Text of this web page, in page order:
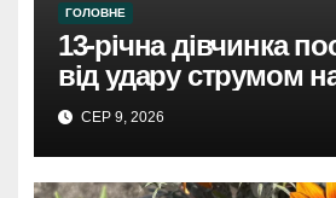
ГОЛОВНЕ
13-річна дівчинка
від удару струмом
Броварах.
СЕР 9, 2026